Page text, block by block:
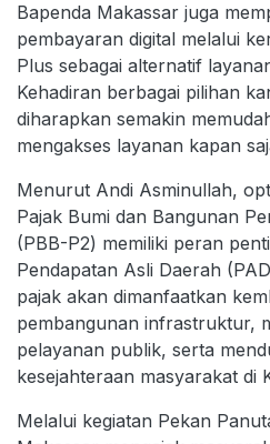
Bapenda Makassar juga
pembayaran digital melalui
Plus sebagai alternatif
Kehadiran berbagai pilihan
diharapkan semakin
mengakses layanan kapan
Menurut Andi Asminullah,
Pajak Bumi dan Bangunan
(PBB-P2) memiliki peran
Pendapatan Asli Daerah
pajak akan dimanfaatkan
pembangunan infrastruktur,
pelayanan publik, serta
kesejahteraan masyarakat di
Melalui kegiatan Pekan